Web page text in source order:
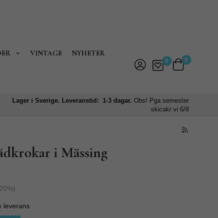
VINTAGE NYHETER
0 0
Lager i Sverige. Leveranstid: 1-3 dagar.Obs! Pga semester
skicakr vi 6/8
i Mässing
20%)
leverans